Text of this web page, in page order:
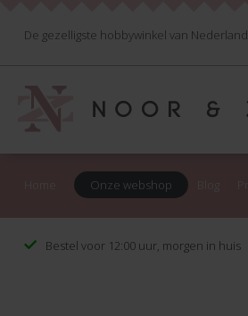
De gezelligste hobbywinkel van Nederland
Onze webshop
Bestel voor 12:00 uur, morgen in huis